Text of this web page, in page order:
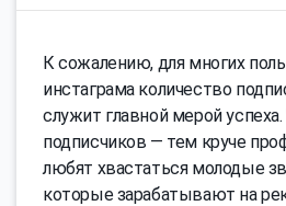
К сожалению, для многих
инстаграма количество
служит главной мерой
подписчиков — тем круче
любят хвастаться молодые
которые зарабатывают на